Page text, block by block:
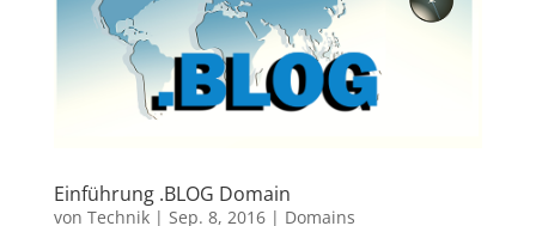
Einführung .BLOG Domain
von Technik| Sep. 8, 2016| Domains